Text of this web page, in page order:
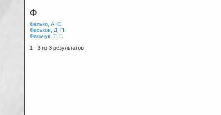
Ф
Фалько, А. С.
Феськов, Д. П.
Фильчук, Т. Г.
1 - 3 из 3 результатов